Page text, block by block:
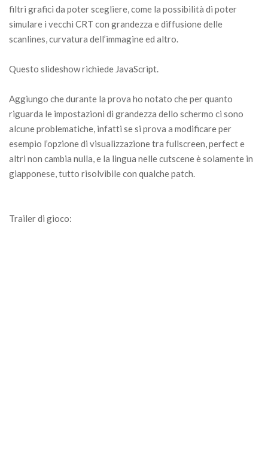
filtri grafici da poter scegliere, come la possibilità di poter
simulare i vecchi CRT con grandezza e diffusione delle
scanlines, curvatura dell’immagine ed altro.
Questo slideshow richiede JavaScript.
Aggiungo che durante la prova ho notato che per quanto
riguarda le impostazioni di grandezza dello schermo ci sono
alcune problematiche, infatti se si prova a modificare per
esempio l’opzione di visualizzazione tra fullscreen, perfect e
altri non cambia nulla, e la lingua nelle cutscene è solamente in
giapponese, tutto risolvibile con qualche patch.
Trailer di gioco: